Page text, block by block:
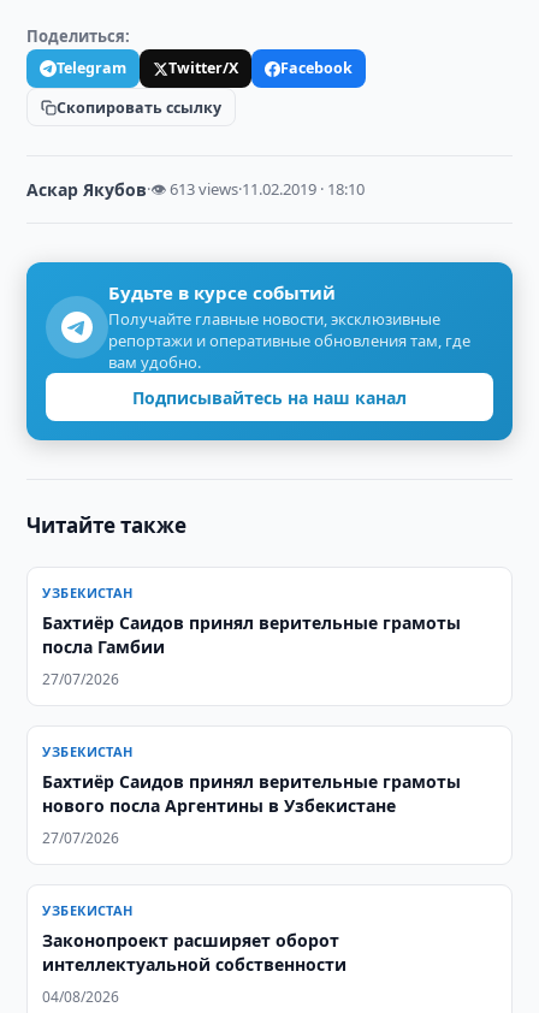
Поделиться:
Telegram Twitter/X
Facebook
Скопировать ссылку
Аскар Якубов·👁 613 views·11.02.2019 · 18:10
Будьте в курсе событий
Получайте главные новости, эксклюзивные
репортажи и оперативные обновления там, где
вам удобно.
Подписывайтесь на наш канал
Читайте также
УЗБЕКИСТАН
Бахтиёр Саидов принял верительные грамоты
посла Гамбии
27/07/2026
УЗБЕКИСТАН
Бахтиёр Саидов принял верительные грамоты
нового посла Аргентины в Узбекистане
27/07/2026
УЗБЕКИСТАН
Законопроект расширяет оборот
интеллектуальной собственности
04/08/2026